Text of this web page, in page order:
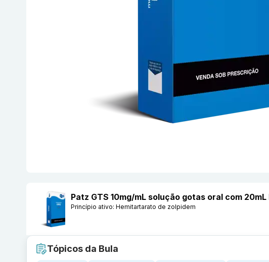
Patz GTS 10mg/mL solução gotas oral com 20mL
Princípio ativo: Hemitartarato de zolpidem
Tópicos da Bula